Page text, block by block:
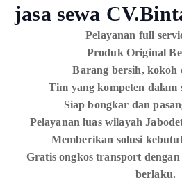
jasa sewa
Pelayanan full
Produk Original
Barang bersih, kokoh
Tim yang kompeten dalam
Siap bongkar dan
Pelayanan luas wilayah
Memberikan solusi
Gratis ongkos transport
berlaku.